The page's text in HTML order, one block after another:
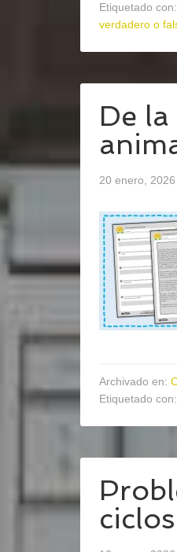
Etiquetado con:
verdadero o
De
20 enero, 2026
Archivado en:
Etiquetado con: